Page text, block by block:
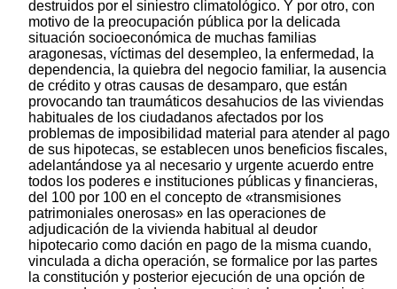
destruidos por el siniestro climatológico. Y por otro, con
motivo de la preocupación pública por la delicada
situación socioeconómica de muchas familias
aragonesas, víctimas del desempleo, la enfermedad, la
dependencia, la quiebra del negocio familiar, la ausencia
de crédito y otras causas de desamparo, que están
provocando tan traumáticos desahucios de las viviendas
habituales de los ciudadanos afectados por los
problemas de imposibilidad material para atender al pago
de sus hipotecas, se establecen unos beneficios fiscales,
adelantándose ya al necesario y urgente acuerdo entre
todos los poderes e instituciones públicas y financieras,
del 100 por 100 en el concepto de «transmisiones
patrimoniales onerosas» en las operaciones de
adjudicación de la vivienda habitual al deudor
hipotecario como dación en pago de la misma cuando,
vinculada a dicha operación, se formalice por las partes
la constitución y posterior ejecución de una opción de